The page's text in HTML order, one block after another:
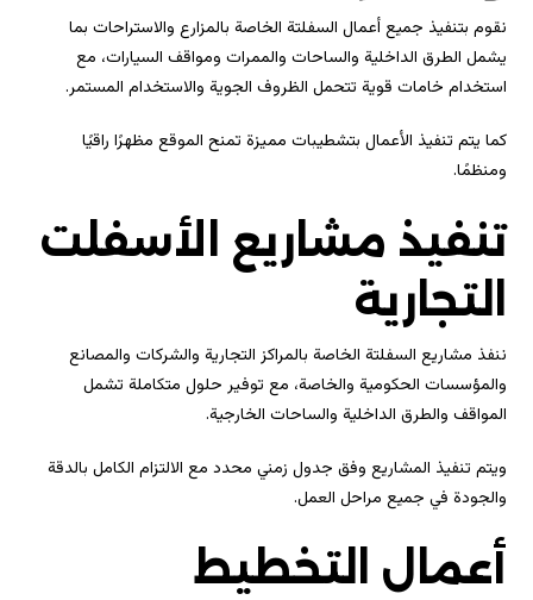
نقوم بتنفيذ جميع أعمال السفلتة الخاصة بالمزارع والاستراحات بما
يشمل الطرق الداخلية والساحات والممرات ومواقف السيارات، مع
استخدام خامات قوية تتحمل الظروف الجوية والاستخدام المستمر.
كما يتم تنفيذ الأعمال بتشطيبات مميزة تمنح الموقع مظهرًا راقيًا
ومنظمًا.
تنفيذ مشاريع الأسفلت
التجارية
ننفذ مشاريع السفلتة الخاصة بالمراكز التجارية والشركات والمصانع
والمؤسسات الحكومية والخاصة، مع توفير حلول متكاملة تشمل
المواقف والطرق الداخلية والساحات الخارجية.
ويتم تنفيذ المشاريع وفق جدول زمني محدد مع الالتزام الكامل بالدقة
والجودة في جميع مراحل العمل.
أعمال التخطيط